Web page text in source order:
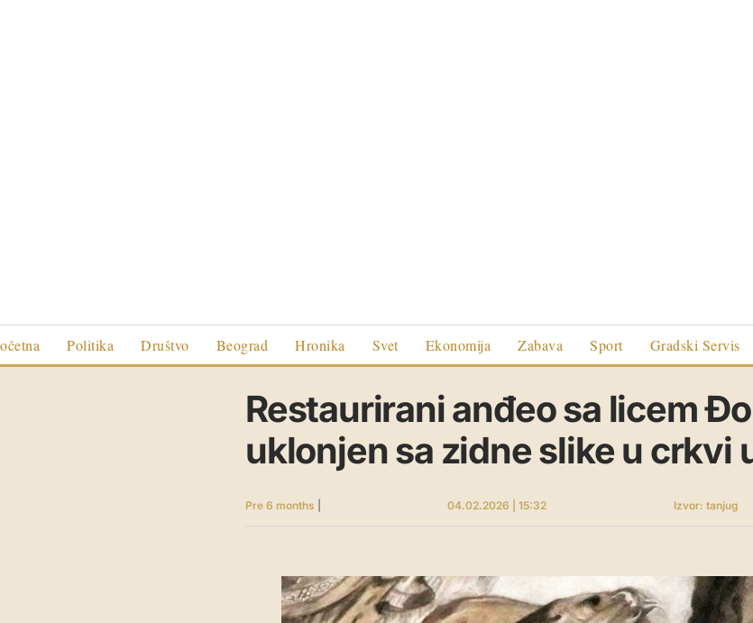
Politika Društvo Beograd Hronika Svet Ekonomija Zabava Sport Gradski Servis
Restaurirani anđeo sa licem
uklonjen sa zidne slike u crkvi
Pre 6 months 04.02.2026 | 15:32 Izvor: tanjug